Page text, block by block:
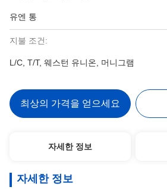
유엔 통
지불 조건:
L/C, T/T, 웨스턴 유니온, 머니그램
최상의 가격을 얻으세요
자세한 정보
자세한 정보